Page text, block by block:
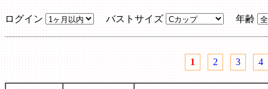
ログイン バストサイズ 年齢
1 2 3 4